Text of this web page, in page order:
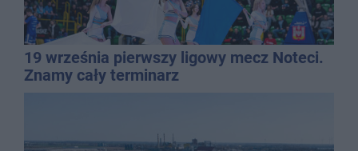
19 września pierwszy ligowy mecz Noteci.
Znamy cały terminarz